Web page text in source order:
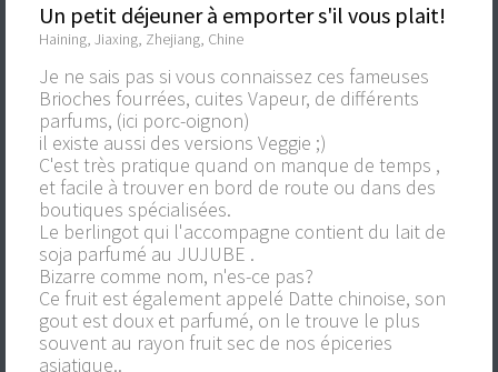
Un petit déjeuner à emporter s'il vous plait!
Haining, Jiaxing, Zhejiang, Chine
Je ne sais pas si vous connaissez ces fameuses
Brioches fourrées, cuites Vapeur, de différents
parfums, (ici porc-oignon)
il existe aussi des versions Veggie ;)
C'est très pratique quand on manque de temps ,
et facile à trouver en bord de route ou dans des
boutiques spécialisées.
Le berlingot qui l'accompagne contient du lait de
soja parfumé au JUJUBE .
Bizarre comme nom, n'es-ce pas?
Ce fruit est également appelé Datte chinoise, son
gout est doux et parfumé, on le trouve le plus
souvent au rayon fruit sec de nos épiceries
asiatique..